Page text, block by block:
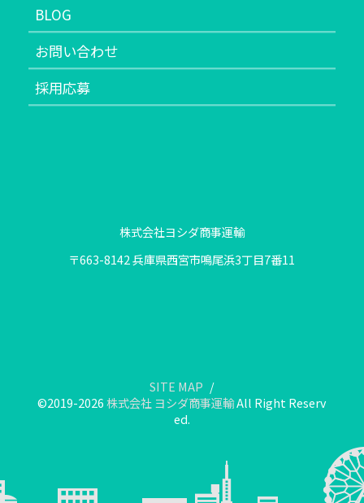
BLOG
お問い合わせ
採用応募
株式会社ヨシダ商事運輸
〒663-8142 兵庫県西宮市鳴尾浜3丁目7番11
SITE MAP
©2019-2026株式会社 ヨシダ商事運輸All Right Reserv
ed.